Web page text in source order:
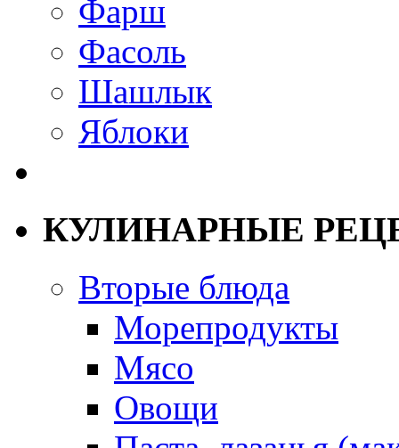
Фарш
Фасоль
Шашлык
Яблоки
КУЛИНАРНЫЕ
Вторые блюда
Морепродукты
Мясо
Овощи